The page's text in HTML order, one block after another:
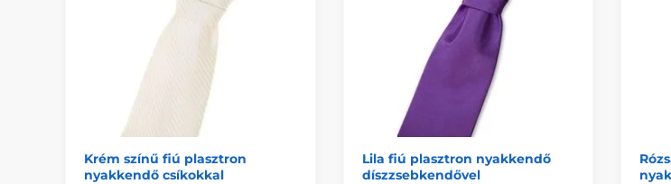
Krém színű fiú plasztron
nyakkendő csíkokkal
Lila fiú plasztron nyakkendő
díszzsebkendővel